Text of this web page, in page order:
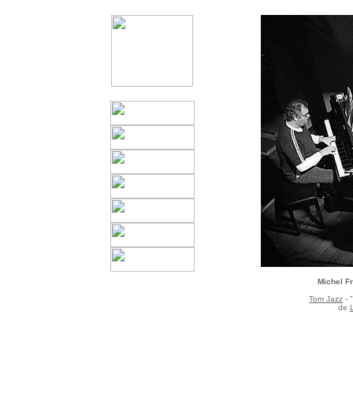
Michel
Tom Jazz -
de